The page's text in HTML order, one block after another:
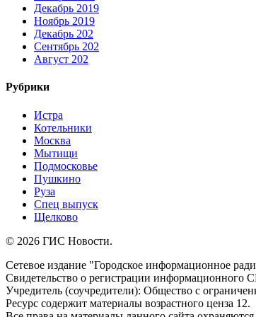
Декабрь 2019
Ноябрь 2019
Декабрь 202
Сентябрь 202
Август 202
Рубрики
Истра
Котельники
Москва
Мытищи
Подмосковье
Пушкино
Руза
Спец выпуск
Щелково
© 2026 ГИС Новости.
Сетевое издание "Городское информационное
Свидетельство о регистрации
Учредитель (соучредители): Общество с
Ресурс содержит материалы возрастного ценза 12.